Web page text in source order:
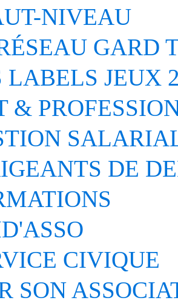
NIVEAU
GARD
LABELS JEUX
&
DE
CIVIQUE
SON